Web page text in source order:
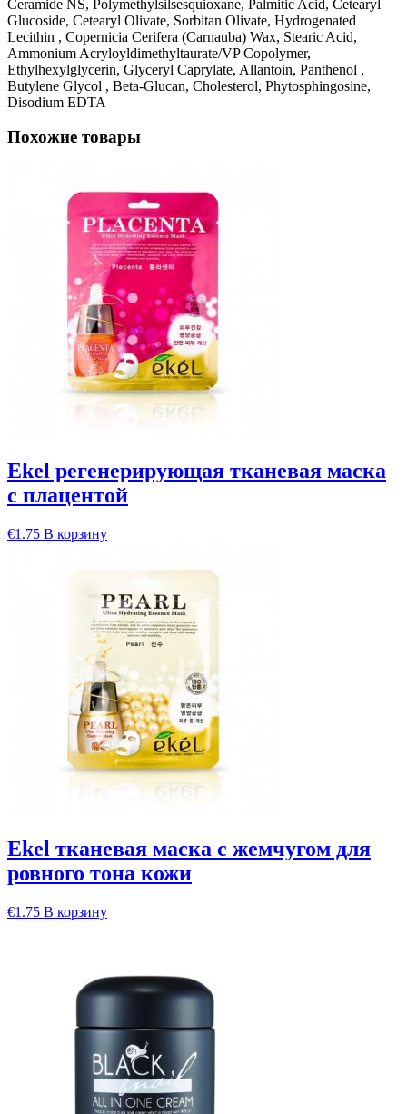
Ceramide NS, Polymethylsilsesquioxane, Palmitic Acid, Cetearyl
Glucoside, Cetearyl Olivate, Sorbitan Olivate, Hydrogenated
Lecithin , Copernicia Cerifera (Carnauba) Wax, Stearic Acid,
Ammonium Acryloyldimethyltaurate/VP Copolymer,
Ethylhexylglycerin, Glyceryl Caprylate, Allantoin, Panthenol ,
Butylene Glycol , Beta-Glucan, Cholesterol, Phytosphingosine,
Disodium EDTA
Похожие товары
Ekel регенерирующая тканевая маска
с плацентой
€1.75 В корзину
Ekel тканевая маска с жемчугом для
ровного тона кожи
€1.75 В корзину